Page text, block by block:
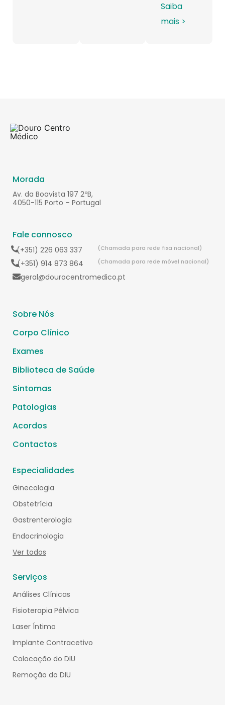
Saiba
mais >
Morada
Av. da Boavista 197 2ºB,
4050-115 Porto – Portugal
Fale connosco
(+351) 226 063 337 (Chamada para rede fixa nacional)
(+351) 914 873 864 (Chamada para rede móvel nacional)
geral@dourocentromedico.pt
Sobre Nós
Corpo Clínico
Exames
Biblioteca de Saúde
Sintomas
Patologias
Acordos
Contactos
Especialidades
Ginecologia
Obstetrícia
Gastrenterologia
Endocrinologia
Ver todos
Serviços
Análises Clínicas
Fisioterapia Pélvica
Laser Íntimo
Implante Contracetivo
Colocação do DIU
Remoção do DIU